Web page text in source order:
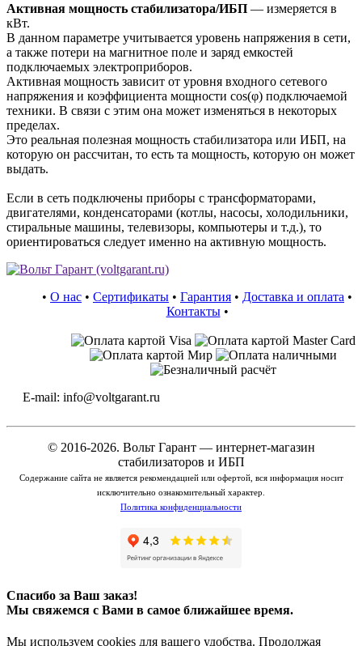
Активная мощность стабилизатора/ИБП — измеряется в
кВт.
В данном параметре учитывается уровень напряжения в сети,
а также потери на магнитное поле и заряд емкостей
подключаемых электроприборов.
Активная мощность зависит от уровня входного сетевого
напряжения и коэффициента мощности cos(φ) подключаемой
техники. В связи с этим она может изменяться в некоторых
пределах.
Это реальная полезная мощность стабилизатора или ИБП, на
которую он рассчитан, то есть та мощность, которую он может
выдать.
Если в сеть подключены приборы с трансформаторами,
двигателями, конденсаторами (котлы, насосы, холодильники,
стиральные машины, телевизоры, компьютеры и т.д.), то
ориентироваться следует именно на активную мощность.
• О нас • Сертификаты • Гарантия • Доставка и оплата •
Контакты•
E-mail: info@voltgarant.ru
© 2016-2026. Вольт Гарант — интернет-магазин
стабилизаторов и ИБП
Содержание сайта не является рекомендацией или офертой, вся информация носит
исключительно ознакомительный характер.
Политика конфиденциальности
Спасибо за Ваш заказ!
Мы свяжемся с Вами в самое ближайшее время.
Мы используем cookies для вашего удобства. Продолжая